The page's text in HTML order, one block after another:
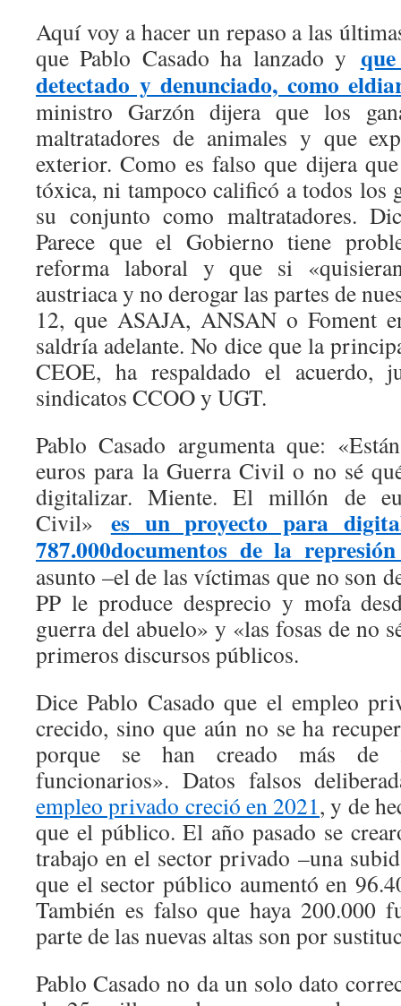
Aquí voy a hacer un repaso a las
que Pablo Casado ha lanzado y
detectado y denunciado, como
ministro Garzón dijera que los
maltratadores de animales y que
exterior. Como es falso que dijera
tóxica, ni tampoco calificó a todos los
su conjunto como maltratadores.
Parece que el Gobierno tiene
reforma laboral y que si
austriaca y no derogar las partes de
12, que ASAJA, ANSAN o Foment
saldría adelante. No dice que la
CEOE, ha respaldado el acuerdo,
sindicatos CCOO y UGT.
Pablo Casado argumenta que:
euros para la Guerra Civil o no sé
digitalizar. Miente. El millón de
Civil» es un proyecto para
787.000documentos de la
asunto –el de las víctimas que no son
PP le produce desprecio y mofa
guerra del abuelo» y «las fosas de no
primeros discursos públicos.
Dice Pablo Casado que el empleo
crecido, sino que aún no se ha
porque se han creado más de
funcionarios». Datos falsos
empleo privado creció en 2021, y de
que el público. El año pasado se
trabajo en el sector privado –una
que el sector público aumentó en
También es falso que haya 200.000
parte de las nuevas altas son por
Pablo Casado no da un solo dato